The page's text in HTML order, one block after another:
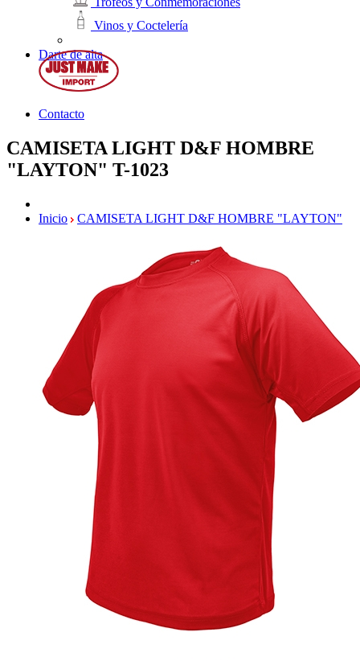
Vinos y Coctelería
Darte de alta
Contacto
CAMISETA LIGHT D&F HOMBRE
"LAYTON" T-1023
Inicio CAMISETA LIGHT D&F HOMBRE "LAYTON"